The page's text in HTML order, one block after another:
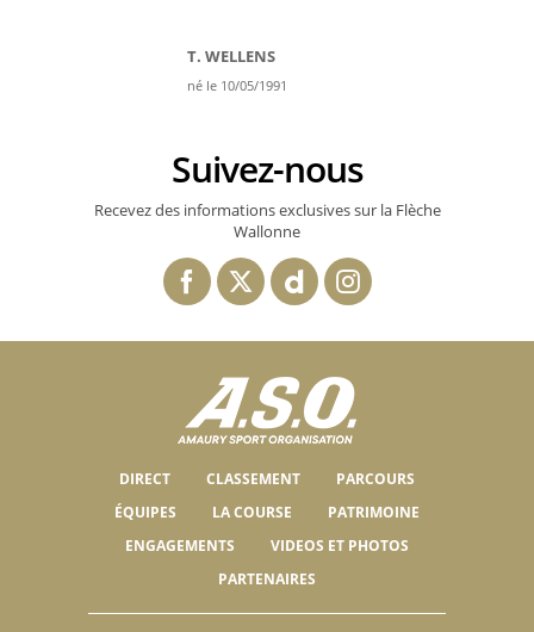
T. WELLENS
né le 10/05/1991
Suivez-nous
Recevez des informations exclusives sur la Flèche
Wallonne
DIRECT CLASSEMENT
PARCOURS
ÉQUIPES
LA COURSE
PATRIMOINE
ENGAGEMENTS
VIDEOS ET PHOTOS
PARTENAIRES